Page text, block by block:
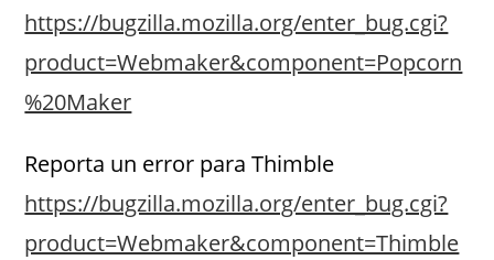
https://bugzilla.mozilla.org/enter_bug.cgi?
product=Webmaker&component=Popcorn
%20Maker
Reporta un error para Thimble
https://bugzilla.mozilla.org/enter_bug.cgi?
product=Webmaker&component=Thimble